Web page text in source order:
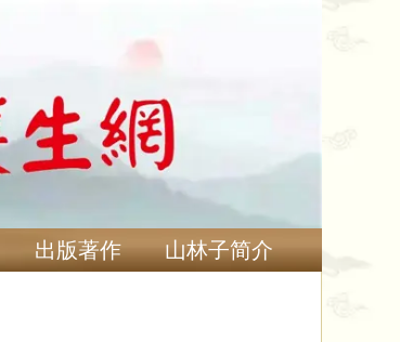
出版著作 山林子简介